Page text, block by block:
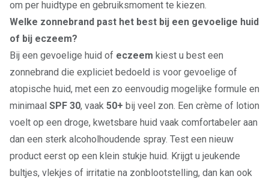
om per huidtype en gebruiksmoment te kiezen.
Welke zonnebrand past het best bij een gevoelige huid
of bij eczeem?
Bij een gevoelige huid of eczeem kiest u best een
zonnebrand die expliciet bedoeld is voor gevoelige of
atopische huid, met een zo eenvoudig mogelijke formule en
minimaal SPF 30, vaak 50+ bij veel zon. Een crème of lotion
voelt op een droge, kwetsbare huid vaak comfortabeler aan
dan een sterk alcoholhoudende spray. Test een nieuw
product eerst op een klein stukje huid. Krijgt u jeukende
bultjes, vlekjes of irritatie na zonblootstelling, dan kan ook